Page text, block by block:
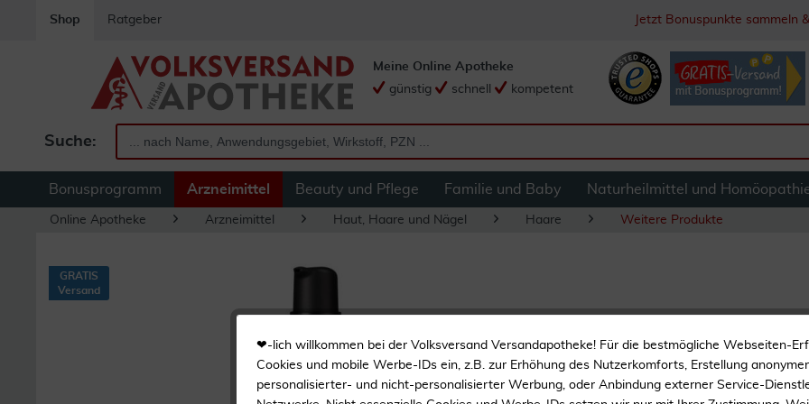
Shop Ratgeber Jetzt Bonuspunkte sammeln
Suche:
Meine Online Apotheke
günstig
schnell kompetent
Bonusprogramm Arzneimittel Beauty und Pflege Familie und Baby Naturheilmittel und
Online Apotheke Arzneimittel Haut, Haare und Nägel Haare Weitere Produkte
Verleiht Glanz und
Mit Apfel und Hirse
GRATIS
Versand
❤-lich willkommen bei der Volksversand Versandapotheke! Für die bestmögliche Webseiten-
Cookies und mobile Werbe-IDs ein, z.B. zur Erhöhung des Nutzerkomforts, Erstellung
personalisierter- und nicht-personalisierter Werbung, oder Anbindung externer Service-